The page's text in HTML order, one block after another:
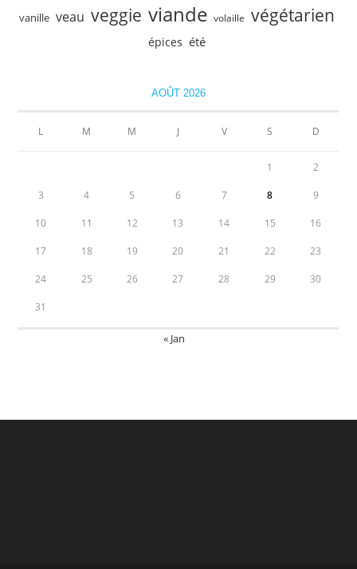
vanille veau veggie viande volaille végétarien
épices été
AOÛT 2026
L M M J V S D
1 2
3 4 5 6 7 8 9
10 11 12 13 14 15 16
17 18 19 20 21 22 23
24 25 26 27 28 29 30
31
« Jan